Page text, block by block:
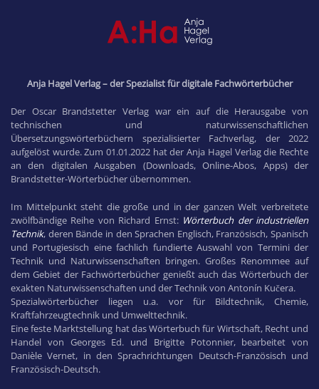
Anja Hagel Verlag – der Spezialist für digitale Fachwörterbücher
Der Oscar Brandstetter Verlag war ein auf die Herausgabe von
technischen und naturwissenschaftlichen
Übersetzungswörterbüchern spezialisierter Fachverlag, der 2022
aufgelöst wurde. Zum 01.01.2022 hat der Anja Hagel Verlag die Rechte
an den digitalen Ausgaben (Downloads, Online-Abos, Apps) der
Brandstetter-Wörterbücher übernommen.
Im Mittelpunkt steht die große und in der ganzen Welt verbreitete
zwölfbändige Reihe von Richard Ernst: Wörterbuch der industriellen
Technik, deren Bände in den Sprachen Englisch, Französisch, Spanisch
und Portugiesisch eine fachlich fundierte Auswahl von Termini der
Technik und Naturwissenschaften bringen. Großes Renommee auf
dem Gebiet der Fachwörterbücher genießt auch das Wörterbuch der
exakten Naturwissenschaften und der Technik von Antonín Kučera.
Spezialwörterbücher liegen u.a. vor für Bildtechnik, Chemie,
Kraftfahrzeugtechnik und Umwelttechnik.
Eine feste Marktstellung hat das Wörterbuch für Wirtschaft, Recht und
Handel von Georges Ed. und Brigitte Potonnier, bearbeitet von
Danièle Vernet, in den Sprachrichtungen Deutsch-Französisch und
Französisch-Deutsch.